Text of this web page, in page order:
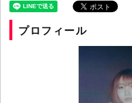
プロフィール